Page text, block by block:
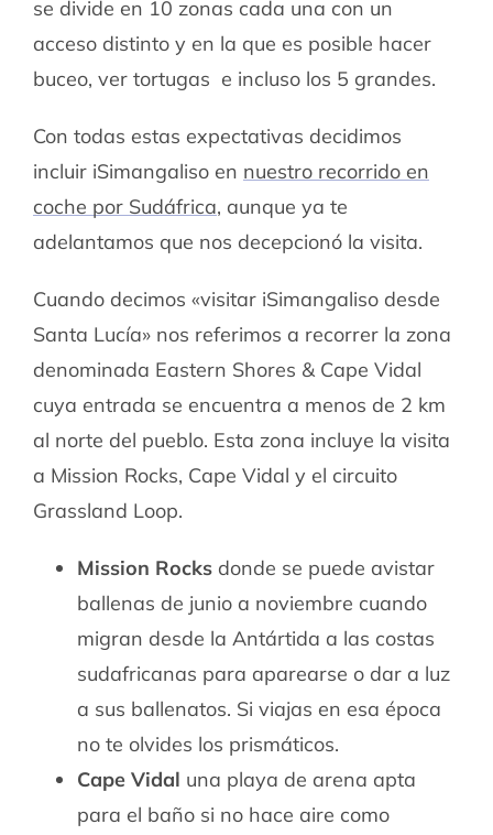
se divide en 10 zonas cada una con un
acceso distinto y en la que es posible hacer
buceo, ver tortugas e incluso los 5 grandes.
Con todas estas expectativas decidimos
incluir iSimangaliso en nuestro recorrido en
coche por Sudáfrica, aunque ya te
adelantamos que nos decepcionó la visita.
Cuando decimos «visitar iSimangaliso desde
Santa Lucía» nos referimos a recorrer la zona
denominada Eastern Shores & Cape Vidal
cuya entrada se encuentra a menos de 2 km
al norte del pueblo. Esta zona incluye la visita
a Mission Rocks, Cape Vidal y el circuito
Grassland Loop.
Mission Rocksdonde se puede avistar
ballenas de junio a noviembre cuando
migran desde la Antártida a las costas
sudafricanas para aparearse o dar a luz
a sus ballenatos. Si viajas en esa época
no te olvides los prismáticos.
Cape Vidal una playa de arena apta
para el baño si no hace aire como